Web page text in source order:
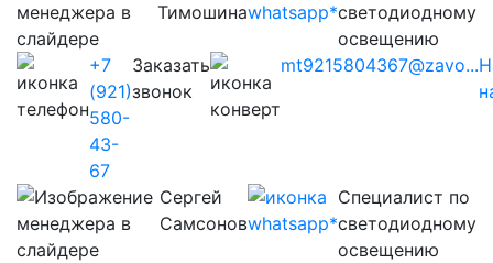
Тимошина
светодиодному
освещению
+7
(921)
580-
43-
67
Заказать
звонок
mt9215804367@zavo...
Сергей
Самсонов
Cпециалист по
светодиодному
освещению